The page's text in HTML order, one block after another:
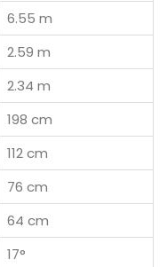
6.55 m
2.59 m
2.34 m
198 cm
112 cm
76 cm
64 cm
17°